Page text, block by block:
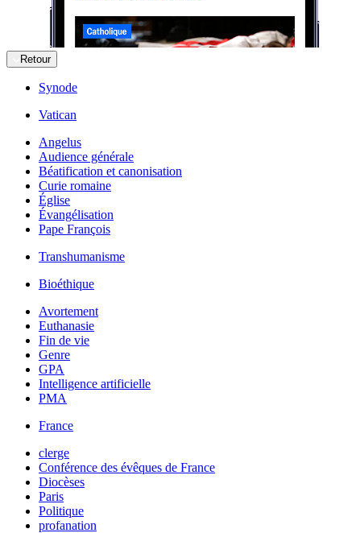
Retour
Synode
Vatican
Angelus
Audience générale
Béatification et canonisation
Curie romaine
Église
Évangélisation
Pape François
Transhumanisme
Bioéthique
Avortement
Euthanasie
Fin de vie
Genre
GPA
Intelligence artificielle
PMA
France
clerge
Conférence des évêques de France
Diocèses
Paris
Politique
profanation